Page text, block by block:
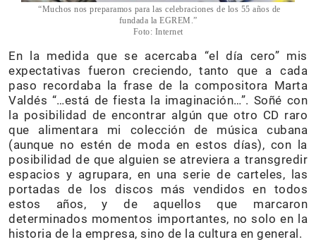
“Muchos nos preparamos para las celebraciones de los 55 años de
fundada la EGREM.”
Foto: Internet
En la medida que se acercaba “el día cero” mis
expectativas fueron creciendo, tanto que a cada
paso recordaba la frase de la compositora Marta
Valdés “…está de fiesta la imaginación…”. Soñé con
la posibilidad de encontrar algún que otro CD raro
que alimentara mi colección de música cubana
(aunque no estén de moda en estos días), con la
posibilidad de que alguien se atreviera a transgredir
espacios y agrupara, en una serie de carteles, las
portadas de los discos más vendidos en todos
estos años, y de aquellos que marcaron
determinados momentos importantes, no solo en la
historia de la empresa, sino de la cultura en general.